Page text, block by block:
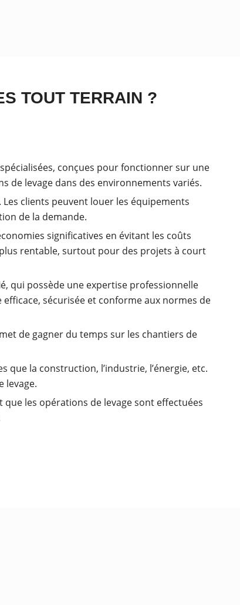
TOUT TERRAIN ?
conçues pour fonctionner sur une
de levage dans des environnements variés.
clients peuvent louer les équipements
de la demande.
significatives en évitant les coûts
rentable, surtout pour des projets à court
qui possède une expertise professionnelle
sécurisée et conforme aux normes de
de gagner du temps sur les chantiers de
la construction, l’industrie, l’énergie, etc.
levage.
les opérations de levage sont effectuées